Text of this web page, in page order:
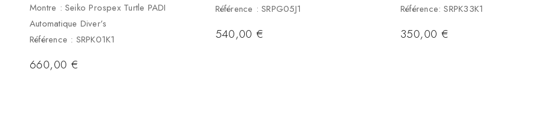
Montre : Seiko Prospex Turtle PADI
Automatique Diver’s
Référence : SRPK01K1
660,00 €
Référence : SRPG05J1
540,00€
Référence: SRPK33K1
350,00 €